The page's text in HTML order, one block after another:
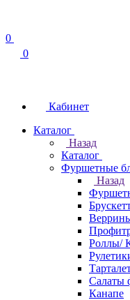
0
0
Кабинет
Каталог
Назад
Каталог
Фуршетные
Назад
Роллы/
Салаты
Канапе